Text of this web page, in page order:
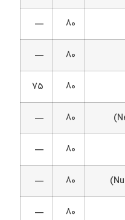
80
—
80
—
80
75
80
—
80
—
80
—
80
—